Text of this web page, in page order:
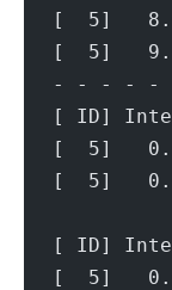
[  5]
[  5]
- - - - -
[ ID]
[  5]
[  5]
[ ID]
[  5]